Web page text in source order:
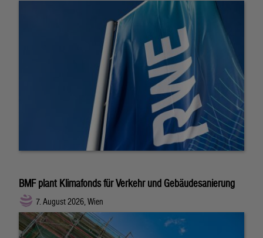
BMF plant Klimafonds für Verkehr und Gebäudesanierung
7. August 2026, Wien